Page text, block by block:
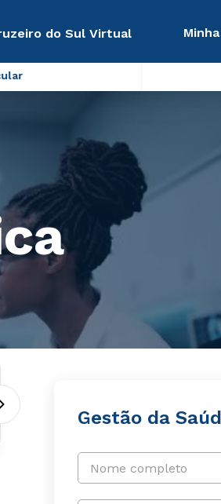
do Sul Virtual
Gestão da
Nome completo